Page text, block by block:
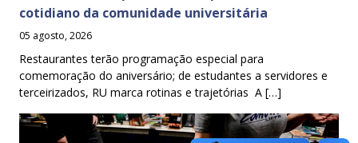
cotidiano da comunidade universitária
05 agosto, 2026
Restaurantes terão programação especial para
comemoração do aniversário; de estudantes a servidores e
terceirizados, RU marca rotinas e trajetórias A […]